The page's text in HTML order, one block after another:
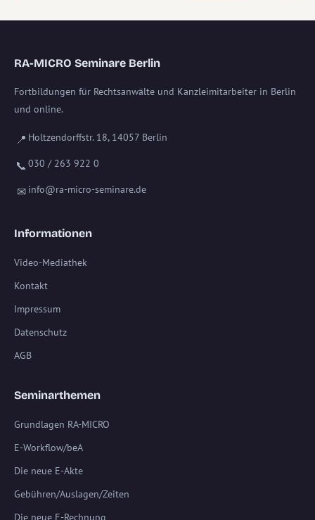
RA-MICRO Seminare Berlin
Fortbildungen für Rechtsanwälte und Kanzleimitarbeiter in Berlin
und online.
📍 Holtzendorffstr. 18, 14057 Berlin
📞 030 / 263 922 0
✉ info@ra-micro-seminare.de
Informationen
Video-Mediathek
Kontakt
Impressum
Datenschutz
AGB
Seminarthemen
Grundlagen RA-MICRO
E-Workflow/beA
Die neue E-Akte
Gebühren/Auslagen/Zeiten
Die neue E-Rechnung